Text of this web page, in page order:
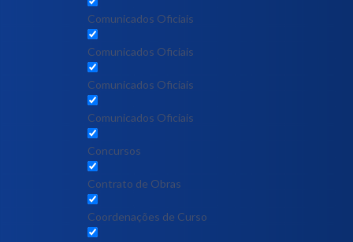
Comunicados Oficiais
Comunicados Oficiais
Comunicados Oficiais
Comunicados Oficiais
Concursos
Contrato de Obras
Coordenações de Curso